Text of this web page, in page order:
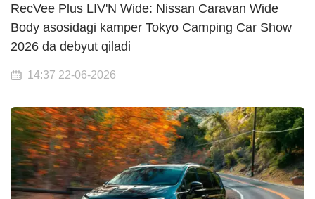
RecVee Plus LIV'N Wide: Nissan Caravan Wide
Body asosidagi kamper Tokyo Camping Car Show
2026 da debyut qiladi
14:37 22-06-2026